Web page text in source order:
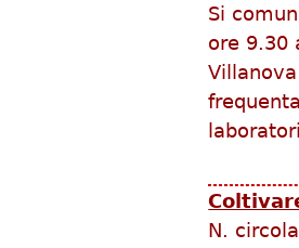
Si
ore 9.30
N.